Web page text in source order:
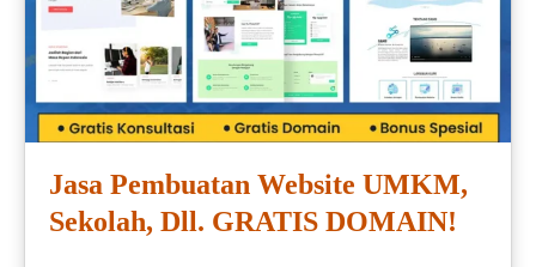
Jasa Pembuatan Website UMKM,
Sekolah, Dll. GRATIS DOMAIN!